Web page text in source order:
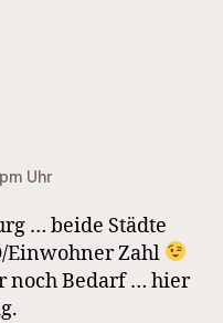
Uhr
… beide Städte
Einwohner Zahl
noch Bedarf … hier